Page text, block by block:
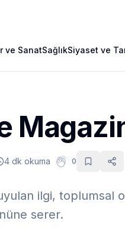
ve SanatSağlıkSiyaset ve
4 dk okuma 0
ilgi, toplumsal
serer.